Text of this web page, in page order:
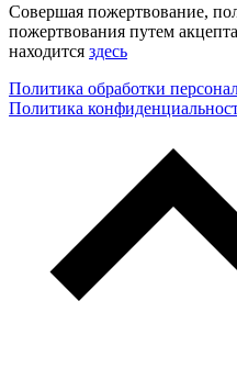
Совершая пожертвование,
пожертвования путем
находится здесь
Политика обработки
Политика